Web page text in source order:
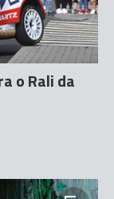
o Rali da